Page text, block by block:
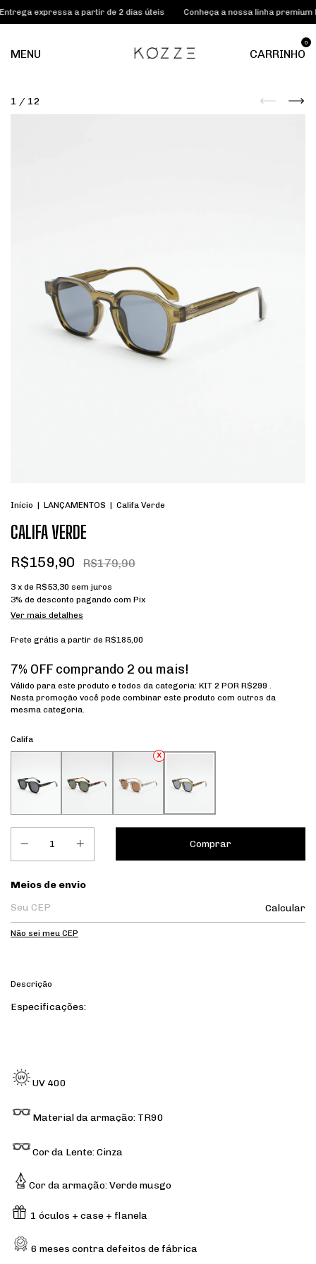
expressa a partir de 2 dias úteis Conheça a nossa linha premium KOZZE
MENU CARRINHO
0
1 / 12
Início | LANÇAMENTOS | Califa Verde
CALIFA VERDE
R$159,90 R$179,90
3 x de R$53,30 sem juros
3% de desconto pagando com Pix
Ver mais detalhes
Frete grátis a partir de R$185,00
7% OFF comprando 2 ou mais!
Válido para este produto e todos da categoria: KIT 2 POR R$299 .
Nesta promoção você pode combinar este produto com outros da
mesma categoria.
Califa
Entregas para o CEP:
Meios de envio
Calcular
Não sei meu CEP
Descrição
Especificações:
UV 400
Material da armação: TR90
Cor da Lente: Cinza
Cor da armação: Verde musgo
1 óculos + case + flanela
6 meses contra defeitos de fábrica